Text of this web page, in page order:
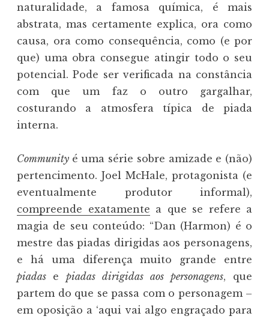
naturalidade, a famosa química, é mais
abstrata, mas certamente explica, ora como
causa, ora como consequência, como (e por
que) uma obra consegue atingir todo o seu
potencial. Pode ser verificada na constância
com que um faz o outro gargalhar,
costurando a atmosfera típica de piada
interna.
Community é uma série sobre amizade e (não)
pertencimento. Joel McHale, protagonista (e
eventualmente produtor informal),
compreende exatamente a que se refere a
magia de seu conteúdo: “Dan (Harmon) é o
mestre das piadas dirigidas aos personagens,
e há uma diferença muito grande entre
piadas e piadas dirigidas aos personagens, que
partem do que se passa com o personagem –
em oposição a ‘aqui vai algo engraçado para